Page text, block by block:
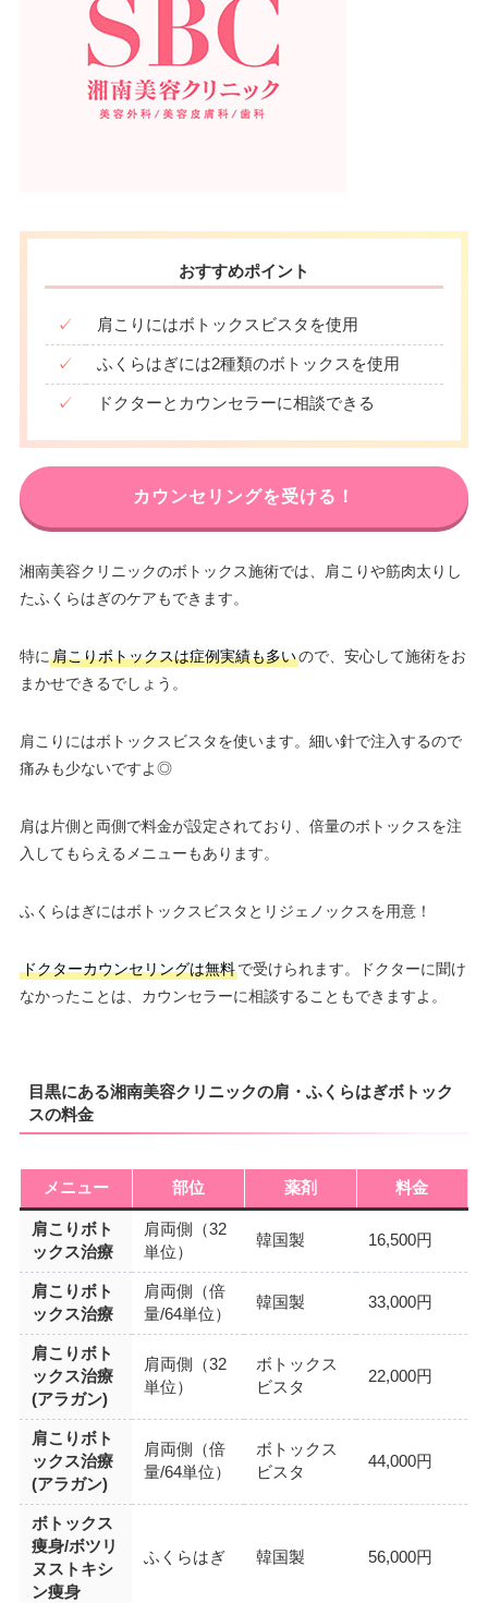
おすすめポイント
✓ 肩こりにはボトックスビスタを使用
✓ ふくらはぎには2種類のボトックスを使用
✓ ドクターとカウンセラーに相談できる
カウンセリングを受ける！
湘南美容クリニックのボトックス施術では、肩こりや筋肉太りし
たふくらはぎのケアもできます。
特に 肩こりボトックスは症例実績も多いので、安心して施術をお
まかせできるでしょう。
肩こりにはボトックスビスタを使います。細い針で注入するので
痛みも少ないですよ◎
肩は片側と両側で料金が設定されており、倍量のボトックスを注
入してもらえるメニューもあります。
ふくらはぎにはボトックスビスタとリジェノックスを用意！
ドクターカウンセリングは無料で受けられます。ドクターに聞け
なかったことは、カウンセラーに相談することもできますよ。
目黒にある湘南美容クリニックの肩・ふくらはぎボトック
スの料金
メニュー 部位 薬剤 料金
肩こりボト
ックス治療
肩両側（32
単位）
韓国製 16,500円
肩こりボト
ックス治療
肩両側（倍
量/64単位）
韓国製 33,000円
肩こりボト
ックス治療
(アラガン)
肩両側（32
単位）
ボトックス
ビスタ
22,000円
肩こりボト
ックス治療
(アラガン)
肩両側（倍
量/64単位）
ボトックス
ビスタ
44,000円
ボトックス
痩身/ボツリ
ヌストキシ
ン痩身
ふくらはぎ 韓国製 56,000円